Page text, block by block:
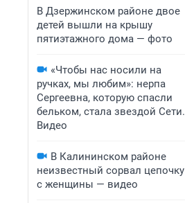
В Дзержинском районе двое
детей вышли на крышу
пятиэтажного дома — фото
«Чтобы нас носили на
ручках, мы любим»: нерпа
Сергеевна, которую спасли
бельком, стала звездой Сети.
Видео
В Калининском районе
неизвестный сорвал цепочку
с женщины — видео